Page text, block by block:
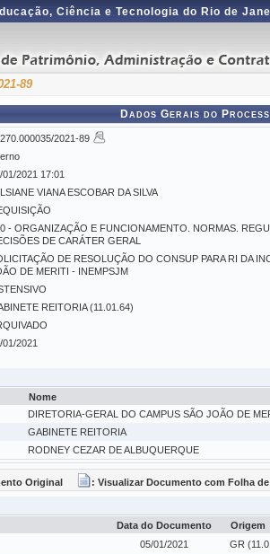
Ciência e Tecnologia do Rio de
89
Dados Gerais do
2021-89
01/2021 17:01
VIANA ESCOBAR DA SILVA
- ORGANIZAÇÃO E FUNCIONAMENTO. NORMAS.
DE CARÁTER GERAL
DE RESOLUÇÃO DO CONSUP PARA RI DA
DE MERITI - INEMPSJM
REITORIA (11.01.64)
01/2021
Nome
DIRETORIA-GERAL DO CAMPUS SÃO JOÃO DE
GABINETE REITORIA
RODNEY CEZAR DE ALBUQUERQUE
Original : Visualizar Documento com Folha
Data do Documento Origem
05/01/2021 GR